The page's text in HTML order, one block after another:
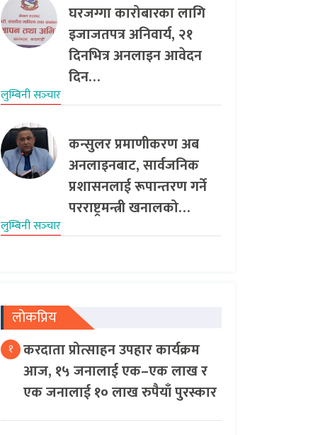
घरजग्गा कारोबारका लागि
इजाजतपत्र अनिवार्य, २१
दिनभित्र अनलाइन आवेदन
दिन…
लुम्बिनी सञ्‍चार
कन्सुलर प्रमाणीकरण अब
अनलाइनबाट, सार्वजनिक
प्रशासनलाई रूपान्तरण गर्ने
परराष्ट्रमन्त्री खनालको…
लुम्बिनी सञ्‍चार
लोकप्रिय
१ करदाता प्रोत्साहन उपहार कार्यक्रम
आज, १५ जनालाई एक–एक लाख र
एक जनालाई १० लाख रुपैयाँ पुरस्कार